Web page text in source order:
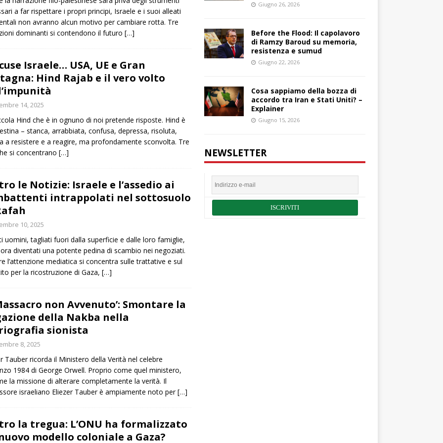
a far rispettare i propri principi, Israele e i suoi alleati
non avranno alcun motivo per cambiare rotta. Tre
dominanti si contendono il futuro […]
Israele… USA, UE e Gran
Hind Rajab e il vero volto
14, 2025
Hind che è in ognuno di noi pretende risposte. Hind è
– stanca, arrabbiata, confusa, depressa, risoluta,
a resistere e a reagire, ma profondamente sconvolta. Tre
si concentrano […]
le Notizie: Israele e l’assedio ai
intrappolati nel sottosuolo
10, 2025
uomini, tagliati fuori dalla superficie e dalle loro famiglie,
diventati una potente pedina di scambio nei negoziati.
l’attenzione mediatica si concentra sulle trattative e sul
per la ricostruzione di Gaza, […]
non Avvenuto’: Smontare la
della Nakba nella
sionista
8, 2025
Tauber ricorda il Ministero della Verità nel celebre
1984 di George Orwell. Proprio come quel ministero,
la missione di alterare completamente la verità. Il
israeliano Eliezer Tauber è ampiamente noto per[…]
la tregua: L’ONU ha formalizzato
modello coloniale a Gaza?
Giugno 26, 2026
Before the Flood: Il capolavoro
di Ramzy Baroud su memoria,
resistenza e sumud
Giugno 22, 2026
Cosa sappiamo della bozza di
accordo tra Iran e Stati Uniti? –
Explainer
Giugno 15, 2026
NEWSLETTER